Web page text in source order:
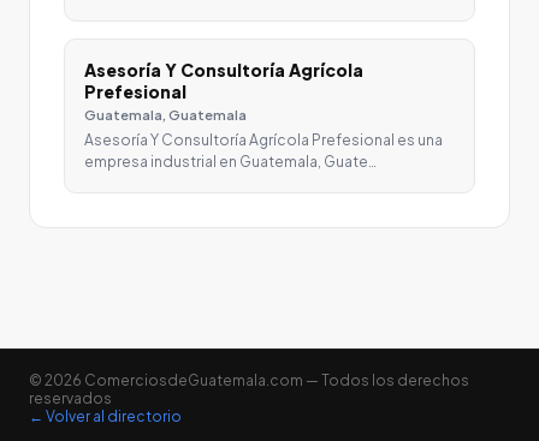
Asesoría Y Consultoría Agrícola
Prefesional
Guatemala, Guatemala
Asesoría Y Consultoría Agrícola Prefesional es una
empresa industrial en Guatemala, Guate…
© 2026 ComerciosdeGuatemala.com — Todos los derechos
reservados
← Volver al directorio